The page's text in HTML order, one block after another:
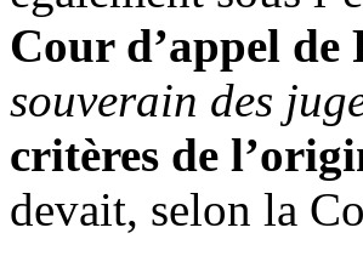
Cour d’appel de
souverain des
critères de
devait, selon la